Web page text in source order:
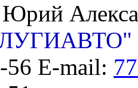
56 E-mail: